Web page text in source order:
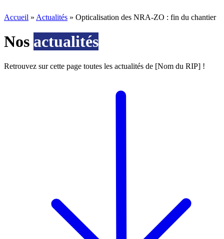
Accueil » Actualités » Opticalisation des NRA-ZO : fin du chantier
Nos actualités
Retrouvez sur cette page toutes les actualités de [Nom du RIP] !